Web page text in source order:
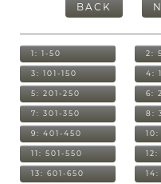
BACK
1: 1-50 2:
3: 101-150 4:
5: 201-250 6:
7: 301-350 8:
9: 401-450
11: 501-550 12:
13: 601-650 14: